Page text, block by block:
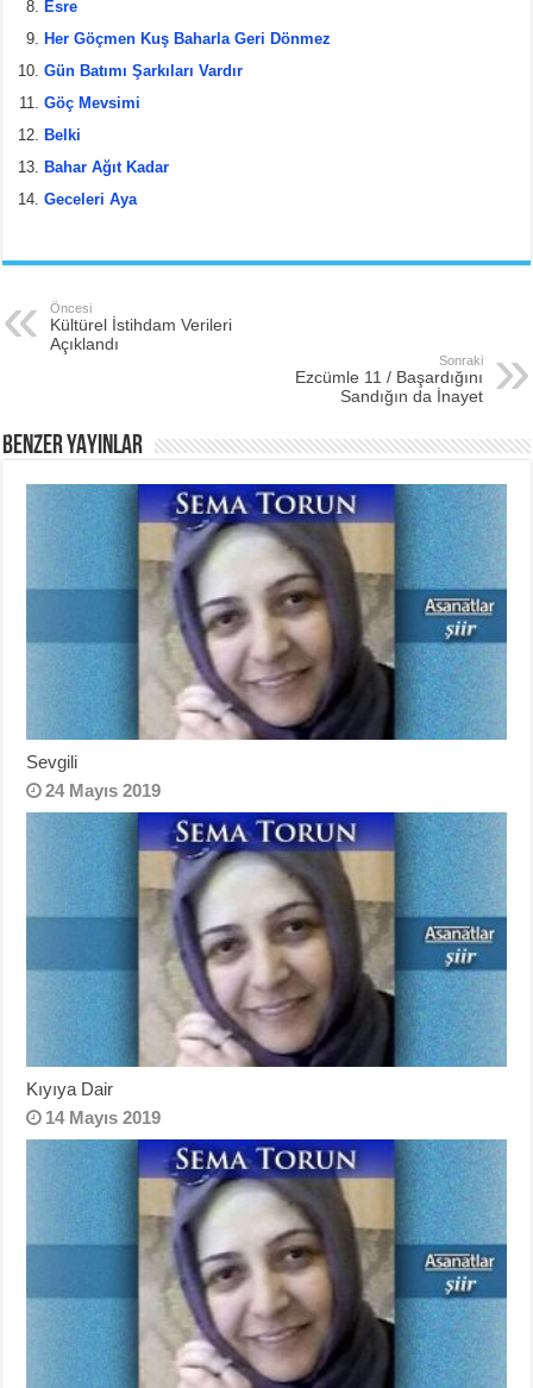
Esre
Her Göçmen Kuş Baharla Geri Dönmez
Gün Batımı Şarkıları Vardır
Göç Mevsimi
Belki
Bahar Ağıt Kadar
Geceleri Aya
Öncesi
Kültürel İstihdam Verileri
Açıklandı
Sonraki
Ezcümle 11 / Başardığını
Sandığın da İnayet
BENZER YAYINLAR
Sevgili
24 Mayıs 2019
Kıyıya Dair
14 Mayıs 2019